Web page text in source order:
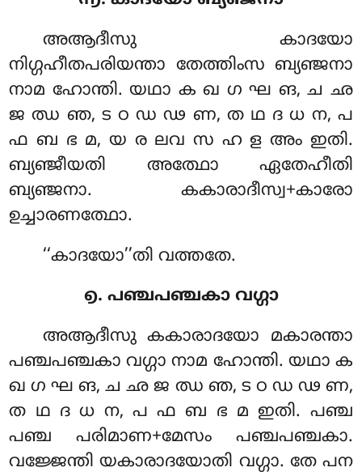
അആദീസു കാദയോ
നിഗ്ഗഹീതപരിയന്താ തേത്തിംസ ബ്യഞ്ജനാ
നാമ ഹോന്തി. യഥാ ക ഖ ഗ ഘ ങ, ച ഛ
ജ ഝ ഞ, ട ഠ ഡ ഢ ണ, ത ഥ ദ ധ ന, പ
ഫ ബ ഭ മ, യ ര ലവ സ ഹ ള അം ഇതി.
ബ്യഞ്ജീയതി അത്ഥോ ഏതേഹീതി
ബ്യഞ്ജനാ. കകാരാദീസ്വ+കാരോ
ഉച്ചാരണത്ഥോ.
‘‘കാദയോ’’തി വത്തതേ.
൭. പഞ്ചപഞ്ചകാ വഗ്ഗാ
അആദീസു കകാരാദയോ മകാരന്താ
പഞ്ചപഞ്ചകാ വഗ്ഗാ നാമ ഹോന്തി. യഥാ ക
ഖ ഗ ഘ ങ, ച ഛ ജ ഝ ഞ, ട ഠ ഡ ഢ ണ,
ത ഥ ദ ധ ന, പ ഫ ബ ഭ മ ഇതി. പഞ്ച
പഞ്ച പരിമാണ+മേസം പഞ്ചപഞ്ചകാ.
വജ്ജേന്തി യകാരാദയോതി വഗ്ഗാ. തേ പന